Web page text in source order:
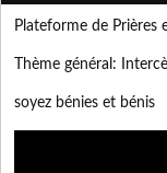
Plateforme de Prières
Thème général:
soyez bénies et bénis